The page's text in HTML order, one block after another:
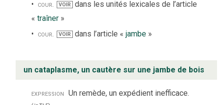
cour. VOIR
dans les unités lexicales de l’article
« traîner »
cour.
VOIR dans l’article « jambe»
un cataplasme, un cautère sur une jambe de bois
expression Un remède, un expédient inefficace.